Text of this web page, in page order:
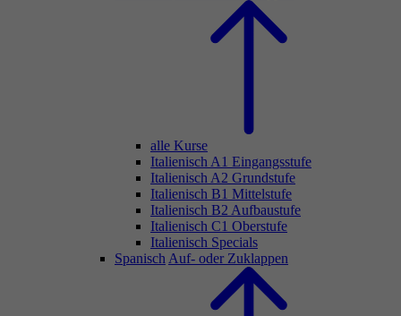
alle Kurse
Italienisch A1 Eingangsstufe
Italienisch A2 Grundstufe
Italienisch B1 Mittelstufe
Italienisch B2 Aufbaustufe
Italienisch C1 Oberstufe
Italienisch Specials
Spanisch Auf- oder Zuklappen